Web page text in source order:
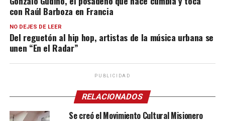
con Raúl Barboza en Francia
NO DEJES DE LEER
Del reguetón al hip hop, artistas de la música urbana se
unen “En el Radar”
PUBLICIDAD
RELACIONADOS
Se creó el Movimiento Cultural Misionero